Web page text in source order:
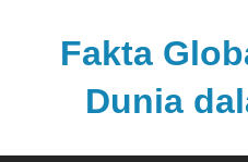
Fakta
Dunia